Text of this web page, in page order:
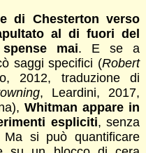
di Chesterton verso
al di fuori del
mai. E se a
saggi specifici (Robert
2012, traduzione di
, Leardini, 2017,
Whitman appare in
espliciti, senza
si può quantificare